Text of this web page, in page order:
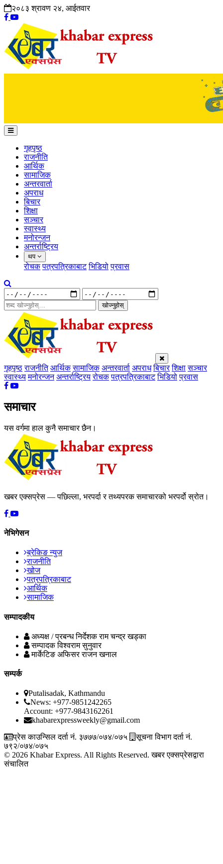
२०८३ श्रावण २४, आईतवार
गृहपृष्ठ
राजनीति
आर्थिक
सामाजिक
अन्तरवार्ता
अपराध
बिचार
शिक्षा
सञ्चार
स्वास्थ्य
मनोरन्जन
अन्तर्राष्ट्रिय
थप
रोचक पत्रपत्रिकाबाट भिडियो प्रवास
खोज्नुहोस्
गृहपृष्ठ राजनीति आर्थिक सामाजिक अन्तरवार्ता अपराध बिचार शिक्षा सञ्चार
स्वास्थ्य मनोरन्जन अन्तर्राष्ट्रिय रोचक पत्रपत्रिकाबाट भिडियो प्रवास
समाचार
यस वर्गमा हाल कुनै समाचार छैन।
खबर एक्सप्रेस — पछिल्ला, भरपर्दा र तथ्यपरक समाचारको भरपर्दो स्रोत।
नेभिगेसन
ब्रेकिङ न्युज
राजनीति
खोज
पत्रपत्रिकाबाट
आर्थिक
सामाजिक
सम्पादकीय
अध्यक्ष / प्रबन्ध निर्देशक राम चन्द्र खड्का
सम्पादक विश्वराम सुनुवार
मार्केटिङ अफिसर राजन खनाल
सम्पर्क
Putalisadak, Kathmandu
News: +977-9851242265
Account: +977-9843162261
khabarexpressweekly@gmail.com
प्रेस काउन्सिल दर्ता नं. ३७७७/०७४/०७५
सूचना विभाग दर्ता नं.
७९२/०७४/०७५
© 2026 Khabar Express. All Rights Reserved. खबर एक्सप्रेसद्वारा
संचालित